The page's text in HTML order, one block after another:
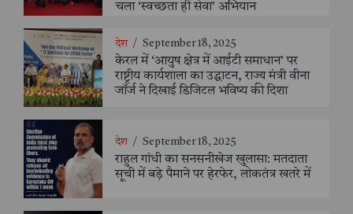
चला ‘स्वच्छता ही सेवा’ अभियान
देश / September 18, 2025
केरल में ‘आयुष क्षेत्र में आईटी समाधान’ पर
राष्ट्रीय कार्यशाला का उद्घाटन, राज्य मंत्री वीना
जॉर्ज ने दिखाई डिजिटल भविष्य की दिशा
देश / September 18, 2025
राहुल गांधी का सनसनीखेज खुलासा: मतदाता
सूची में बड़े पैमाने पर हेरफेर, लोकतंत्र खतरे में